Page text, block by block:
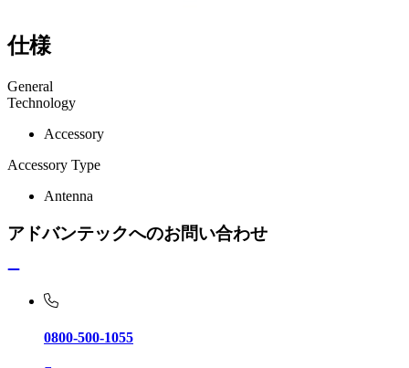
仕様
General
Technology
Accessory
Accessory Type
Antenna
アドバンテックへのお問い合わせ
0800-500-1055